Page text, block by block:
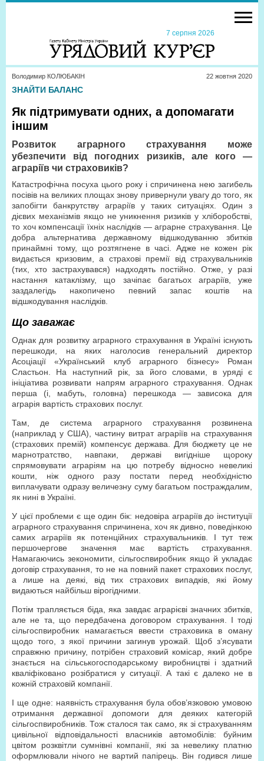
7 серпня 2026
Володимир КОЛЮБАКІН 22 жовтня 2020
ЗНАЙТИ БАЛАНС
Як підтримувати одних, а допомагати
іншим
Розвиток аграрного страхування може
убезпечити від погодних ризиків, але кого —
аграріїв чи страховиків?
Катастрофічна посуха цього року і спричинена нею загибель
посівів на великих площах знову привернули увагу до того, як
запобігти банкрутству аграріїв у таких ситуаціях. Один з
дієвих механізмів якщо не уникнення ризиків у хліборобстві,
то хоч компенсації їхніх наслідків — аграрне страхування. Це
добра альтернатива державному відшкодуванню збитків
принаймні тому, що розтягнене в часі. Адже не кожен рік
видається кризовим, а страхові премії від страхувальників
(тих, хто застрахувався) надходять постійно. Отже, у разі
настання катаклізму, що зачіпає багатьох аграріїв, уже
заздалегідь накопичено певний запас коштів на
відшкодування наслідків.
Що заважає
Однак для розвитку аграрного страхування в Україні існують
перешкоди, на яких наголосив генеральний директор
Асоціації «Український клуб аграрного бізнесу» Роман
Сластьон. На наступний рік, за його словами, в уряді є
ініціатива розвивати напрям аграрного страхування. Однак
перша (і, мабуть, головна) перешкода — зависока для
аграрія вартість страхових послуг.
Там, де система аграрного страхування розвинена
(наприклад у США), частину витрат аграріїв на страхування
(страхових премій) компенсує держава. Для бюджету це не
марнотратство, навпаки, державі вигідніше щороку
спрямовувати аграріям на цю потребу відносно невеликі
кошти, ніж одного разу постати перед необхідністю
виплачувати одразу величезну суму багатьом постраждалим,
як нині в Україні.
У цієї проблеми є ще один бік: недовіра аграріїв до інституції
аграрного страхування спричинена, хоч як дивно, поведінкою
самих аграріїв як потенційних страхувальників. І тут теж
першочергове значення має вартість страхування.
Намагаючись зекономити, сільгоспвиробник якщо й укладає
договір страхування, то не на повний пакет страхових послуг,
а лише на деякі, від тих страхових випадків, які йому
видаються найбільш вірогідними.
Потім трапляється біда, яка завдає аграрієві значних збитків,
але не та, що передбачена договором страхування. І тоді
сільгоспвиробник намагається ввести страховика в оману
щодо того, з якої причини загинув урожай. Щоб з’ясувати
справжню причину, потрібен страховий комісар, який добре
знається на сільськогосподарському виробництві і здатний
кваліфіковано розібратися у ситуації. А такі є далеко не в
кожній страховій компанії.
І ще одне: наявність страхування була обов’язковою умовою
отримання державної допомоги для деяких категорій
сільгоспвиробників. Тож сталося так само, як зі страхуванням
цивільної відповідальності власників автомобілів: буйним
цвітом розквітли сумнівні компанії, які за невелику платню
оформлювали нічого не вартий папірець. Він годився лише